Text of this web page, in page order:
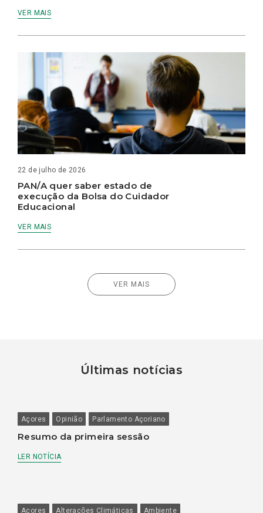
VER MAIS
22 de julho de 2026
PAN/A quer saber estado de
execução da Bolsa do Cuidador
Educacional
VER MAIS
VER MAIS
Últimas notícias
Açores Opinião Parlamento Açoriano
Resumo da primeira sessão
LER NOTÍCIA
Açores Alterações Climáticas Ambiente